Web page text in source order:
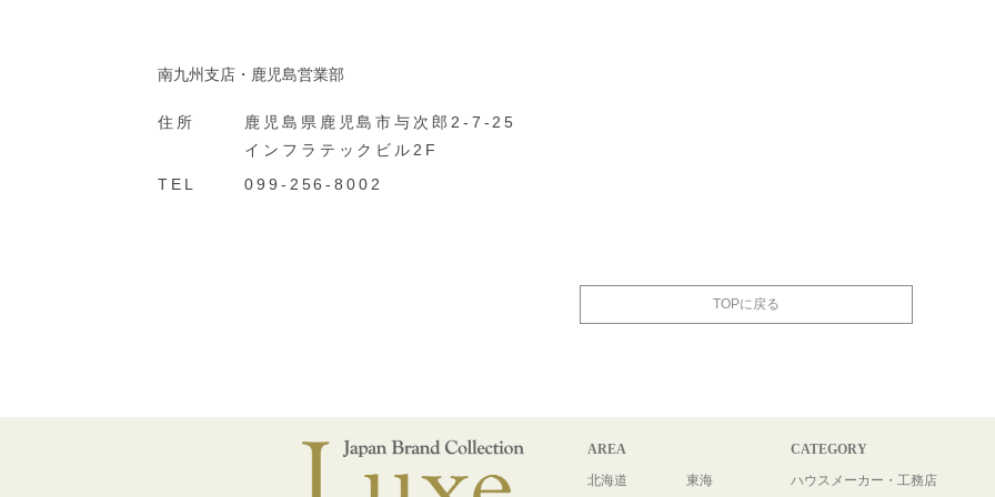
南九州支店・鹿児島営業部
住所
鹿児島県鹿児島市与次郎2-7-25
インフラテックビル2F
TEL
099-256-8002
TOPに戻る
AREA
北海道
東海
CATEGORY
ハウスメーカー・工務店